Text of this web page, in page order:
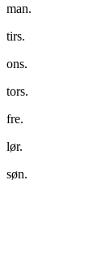
man.
tirs.
ons.
tors.
fre.
lør.
søn.